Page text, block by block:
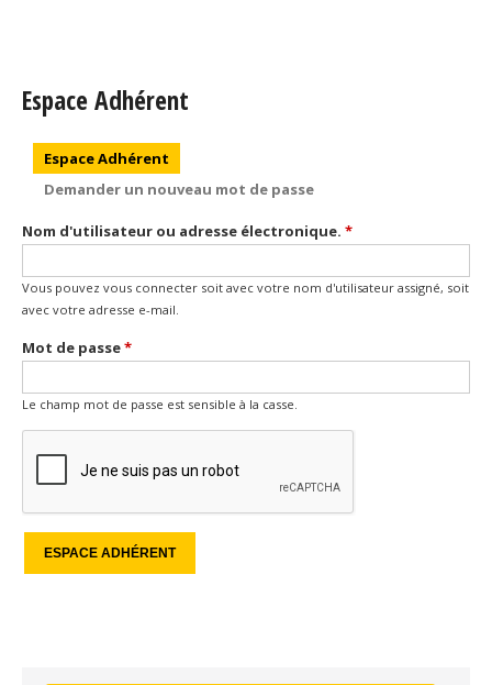
Espace Adhérent
Onglets principaux
Espace Adhérent
Demander un nouveau mot de passe
Nom d'utilisateur ou adresse électronique. *
Vous pouvez vous connecter soit avec votre nom d'utilisateur assigné, soit
avec votre adresse e-mail.
Mot de passe*
Le champ mot de passe est sensible à la casse.